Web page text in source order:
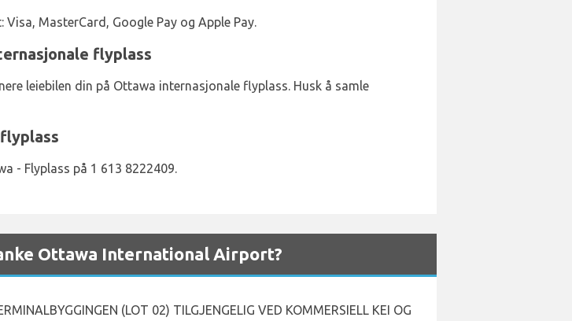
MasterCard, Google Pay og Apple Pay.
flyplass
leiebilen din på Ottawa internasjonale flyplass. Husk å samle
- Flyplass på 1 613 8222409.
Ottawa International Airport?
(LOT 02) TILGJENGELIG VED KOMMERSIELL KEI OG